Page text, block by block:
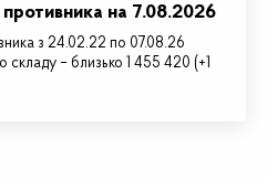
противника на 7.08.2026
з 24.02.22 по 07.08.26
складу – близько 1 455 420 (+1